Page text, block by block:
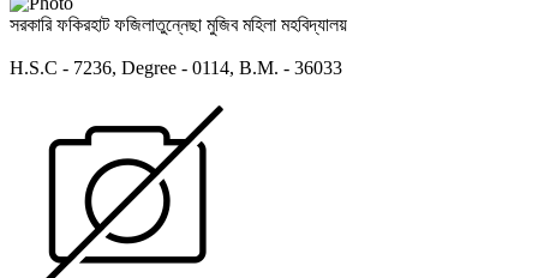
সরকারি ফকিরহাট ফজিলাতুন্নেছা মুজিব মহিলা মহবিদ্যালয়
H.S.C - 7236, Degree - 0114, B.M. - 36033